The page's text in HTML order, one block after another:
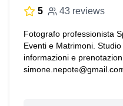
5 43 reviews
Fotografo professionista
Eventi e Matrimoni.
informazioni e